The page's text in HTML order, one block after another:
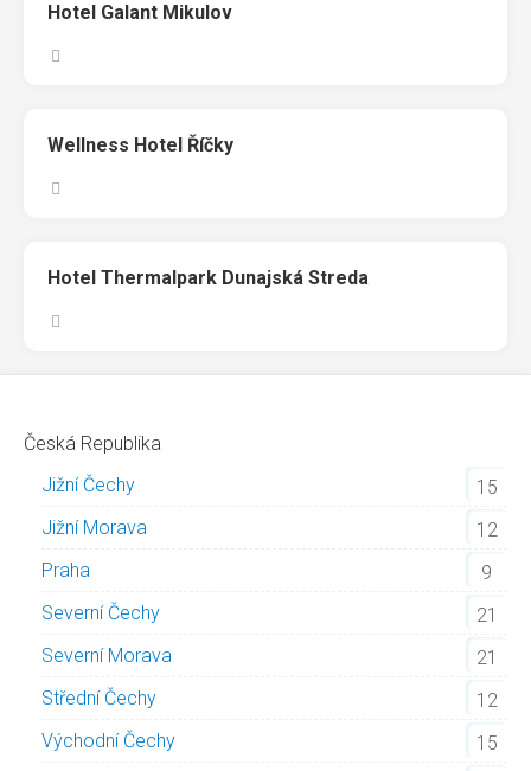
Hotel Galant Mikulov
Wellness Hotel Říčky
Hotel Thermalpark Dunajská Streda
Česká Republika
Jižní Čechy
15
Jižní Morava
12
Praha
9
Severní Čechy
21
Severní Morava
21
Střední Čechy
12
Východní Čechy
15